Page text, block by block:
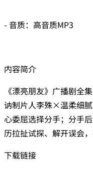
- 音质：高音质MP3
内容简介
《漂亮朋友》广播剧全
讷制片人李殊×温柔细
心委屈选择分手；分手
历拉扯试探、解开误会
下载链接